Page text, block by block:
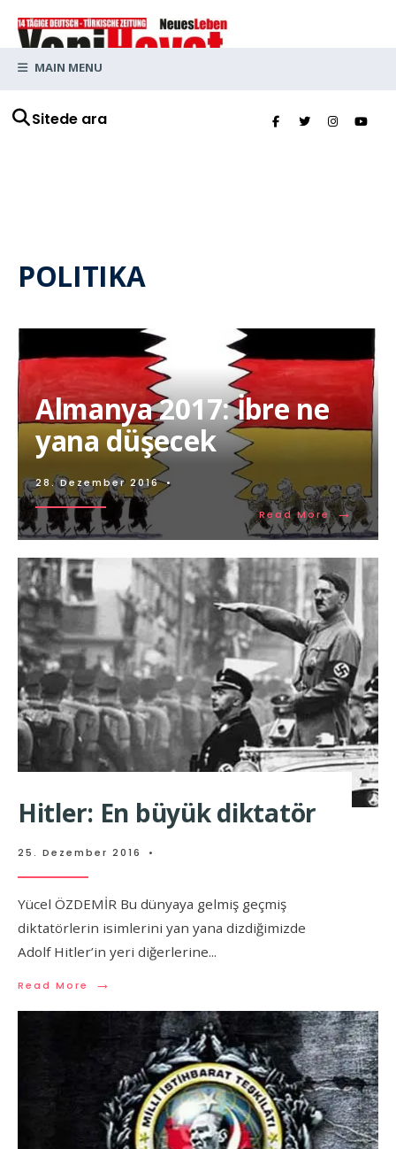
Sitede ara
MAIN MENU
POLITIKA
Almanya 2017: İbre ne
yana düşecek
28. Dezember 2016 •
Read More →
Hitler: En büyük diktatör
25. Dezember 2016 •
Yücel ÖZDEMİR Bu dünyaya gelmiş geçmiş
diktatörlerin isimlerini yan yana dizdiğimizde
Adolf Hitler’in yeri diğerlerine...
Read More →